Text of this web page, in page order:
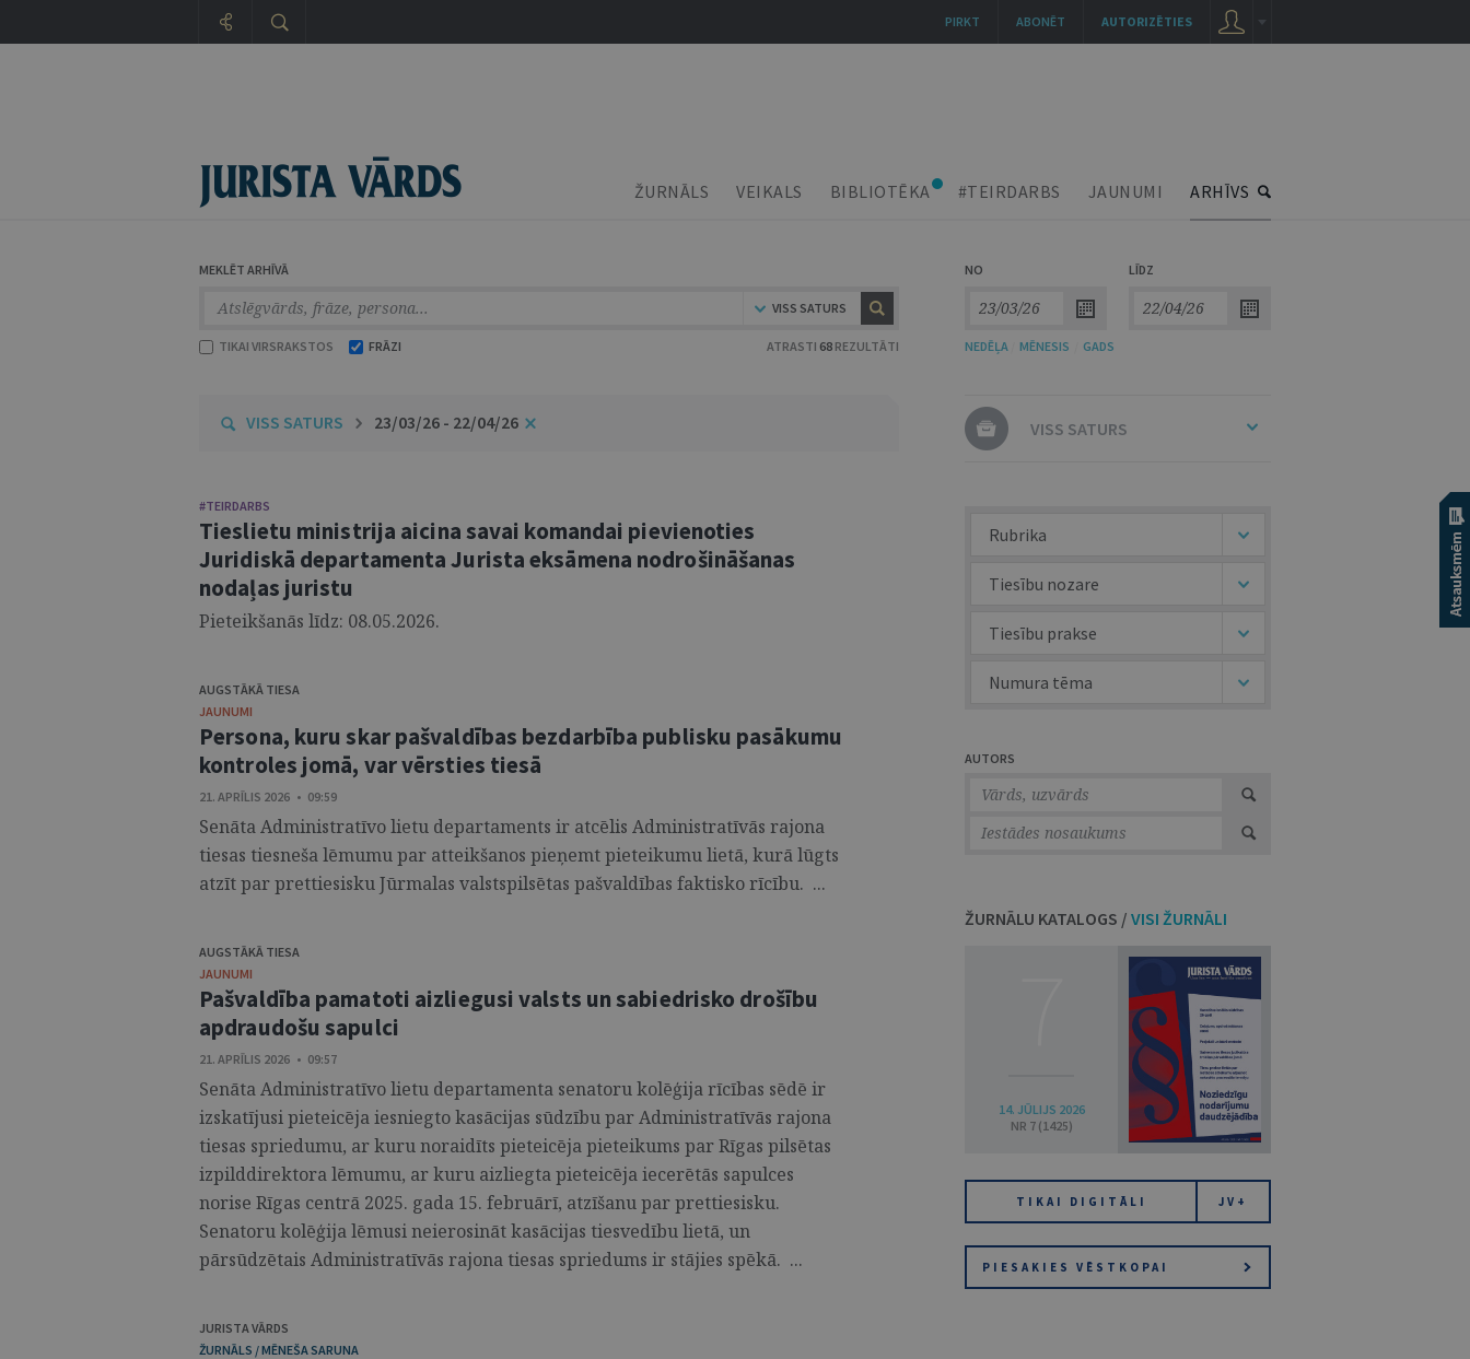
ŽURNĀLS VEIKALS BIBLIOTĒKA #TEIRDARBS JAUNUMI ARHĪVS
MEKLĒT ARHĪVĀ
VISS SATURS
TIKAI VIRSRAKSTOS FRĀZI ATRASTI 68 REZULTĀTI
NO LĪDZ
NEDĒĻA MĒNESIS GADS
VISS SATURS 23/03/26 - 22/04/26
#TEIRDARBS
Tieslietu ministrija aicina savai komandai pievienoties
Juridiskā departamenta Jurista eksāmena nodrošināšanas
nodaļas juristu
Pieteikšanās līdz: 08.05.2026.
AUGSTĀKĀ TIESA
JAUNUMI
Persona, kuru skar pašvaldības bezdarbība publisku pasākumu
kontroles jomā, var vērsties tiesā
21. APRĪLIS 2026 • 09:59
Senāta Administratīvo lietu departaments ir atcēlis Administratīvās rajona
tiesas tiesneša lēmumu par atteikšanos pieņemt pieteikumu lietā, kurā lūgts
atzīt par prettiesisku Jūrmalas valstspilsētas pašvaldības faktisko rīcību. ...
AUGSTĀKĀ TIESA
JAUNUMI
Pašvaldība pamatoti aizliegusi valsts un sabiedrisko drošību
apdraudošu sapulci
21. APRĪLIS 2026 • 09:57
Senāta Administratīvo lietu departamenta senatoru kolēģija rīcības sēdē ir
izskatījusi pieteicēja iesniegto kasācijas sūdzību par Administratīvās rajona
tiesas spriedumu, ar kuru noraidīts pieteicēja pieteikums par Rīgas pilsētas
izpilddirektora lēmumu, ar kuru aizliegta pieteicēja iecerētās sapulces
norise Rīgas centrā 2025. gada 15. februārī, atzīšanu par prettiesisku.
Senatoru kolēģija lēmusi neierosināt kasācijas tiesvedību lietā, un
pārsūdzētais Administratīvās rajona tiesas spriedums ir stājies spēkā. ...
JURISTA VĀRDS
ŽURNĀLS / MĒNEŠA SARUNA
VISS SATURS
Rubrika
Tiesību nozare
Tiesību prakse
Numura tēma
AUTORS
ŽURNĀLU KATALOGS / VISI ŽURNĀLI
14. JŪLIJS 2026
NR 7 (1425)
TIKAI DIGITĀLI JV+
PIESAKIES VĒSTKOPAI
AUTORIZĒTIES
ABONĒT
PIRKT